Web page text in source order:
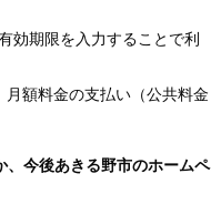
効期限を入力することで利
額料金の支払い（公共料金
今後あきる野市のホームペ